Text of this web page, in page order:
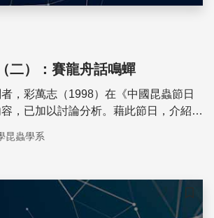
二）：賽龍舟話鳴蟬
，彩萬志（1998）在《中國昆蟲節日
，已加以討論分析。藉此節日，介紹幾
賽龍舟，掛香包的節日氣氛之餘，分享
昆蟲學系
儲存